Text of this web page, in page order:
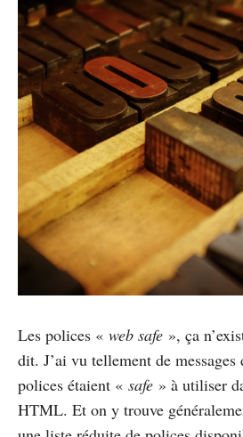
Les polices « web safe », ça
dit. J’ai vu tellement de messages
polices étaient « safe » à utiliser
HTML. Et on y trouve